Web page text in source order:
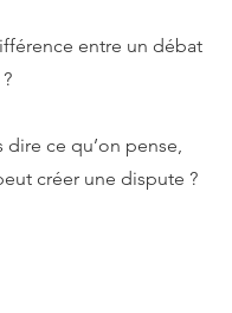
entre un débat
dire ce qu’on pense,
créer une dispute ?